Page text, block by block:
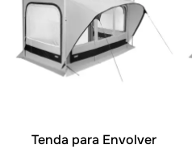
Tenda para Envolver